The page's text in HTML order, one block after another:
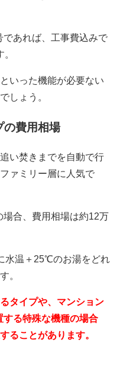
あれば、工事費込みで
いった機能が必要ない
しょう。
の費用相場
い焚きまでを自動で行
ァミリー層に人気で
合、費用相場は約12万
水温＋25℃のお湯をどれ
。
タイプや、マンション
る特殊な機種の場合
ることがあります。